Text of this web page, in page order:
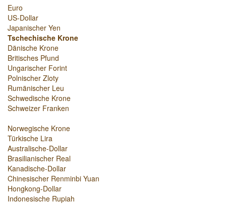
Euro
US-Dollar
Japanischer Yen
Tschechische Krone
Dänische Krone
Britisches Pfund
Ungarischer Forint
Polnischer Zloty
Rumänischer Leu
Schwedische Krone
Schweizer Franken
Norwegische Krone
Türkische Lira
Australische-Dollar
Brasilianischer Real
Kanadische-Dollar
Chinesischer Renminbi Yuan
Hongkong-Dollar
Indonesische Rupiah